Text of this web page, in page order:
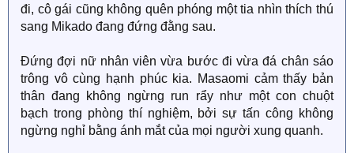
đi, cô gái cũng không quên phóng một tia nhìn thích thú
sang Mikado đang đứng đằng sau.
Đứng đợi nữ nhân viên vừa bước đi vừa đá chân sáo
trông vô cùng hạnh phúc kia. Masaomi cảm thấy bản
thân đang không ngừng run rẩy như một con chuột
bạch trong phòng thí nghiệm, bởi sự tấn công không
ngừng nghỉ bằng ánh mắt của mọi người xung quanh.